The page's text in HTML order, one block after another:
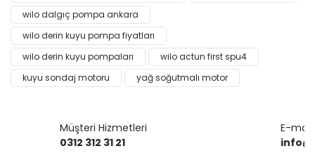
Yorum Yaz
Ürün resmi kalitesiz, bozuk veya görüntülenemiyor.
Ürün açıklamasında eksik bilgiler bulunuyor.
Ürün bilgilerinde hatalar bulunuyor.
Ürün fiyatı diğer sitelerden daha pahalı.
wilo dalgıç pompa ankara
wilo derin kuyu pompa fiyatları
wilo derin kuyu pompaları
wilo actun first spu4
kuyu sondaj motoru
yağ soğutmalı motor
Müşteri Hizmetleri
0312 312 31 21
E-mail